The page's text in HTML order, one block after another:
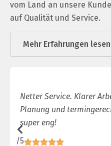
vom Land an unsere
auf Qualität und Service.
Mehr Erfahrungen lesen
Netter Service. Klarer
Planung und
super eng!
/5